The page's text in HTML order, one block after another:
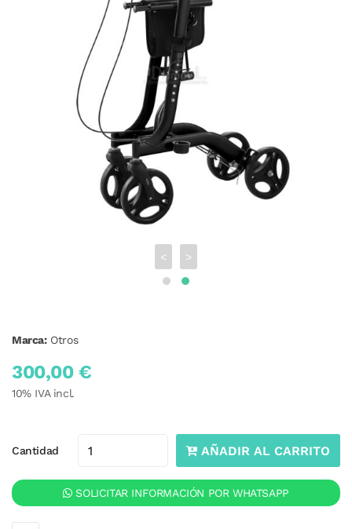
< >
Marca: Otros
300,00 €
10% IVA incl.
Cantidad AÑADIR AL CARRITO
SOLICITAR INFORMACIÓN POR WHATSAPP